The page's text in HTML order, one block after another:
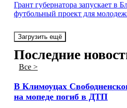
Грант губернатора запускает в
футбольный проект для
Загрузить ещё
Последние
Все >
В Климоуцах
на мопеде погиб в ДТП